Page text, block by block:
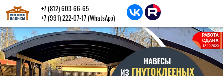
+7 (812) 603-66-65
+7 (991) 222-07-17 (WhatsApp)